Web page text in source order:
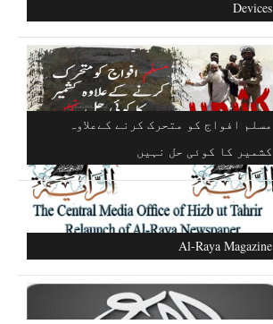
Excerpts from the Ameer of Hizb ut Tahrir
Ummah's Constitution App for Android
Devices
مسلم افواج کو متحرک کرنے کےعلاوہ